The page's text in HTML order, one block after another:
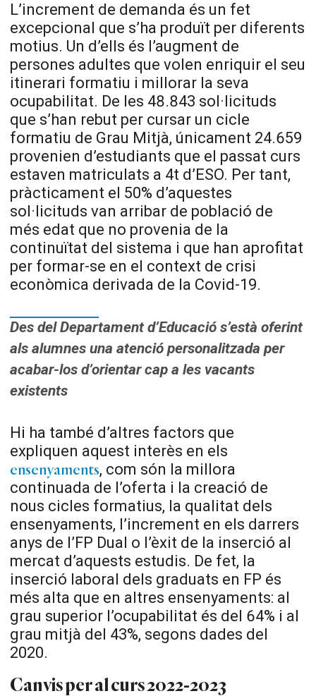
L’increment de demanda és un fet
excepcional que s’ha produït per diferents
motius. Un d’ells és l’augment de
persones adultes que volen enriquir el seu
itinerari formatiu i millorar la seva
ocupabilitat. De les 48.843 sol·licituds
que s’han rebut per cursar un cicle
formatiu de Grau Mitjà, únicament 24.659
provenien d’estudiants que el passat curs
estaven matriculats a 4t d’ESO. Per tant,
pràcticament el 50% d’aquestes
sol·licituds van arribar de població de
més edat que no provenia de la
continuïtat del sistema i que han aprofitat
per formar-se en el context de crisi
econòmica derivada de la Covid-19.
Des del Departament d’Educació s’està oferint
als alumnes una atenció personalitzada per
acabar-los d’orientar cap a les vacants
existents
Hi ha també d’altres factors que
expliquen aquest interès en els
ensenyaments, com són la millora
continuada de l’oferta i la creació de
nous cicles formatius, la qualitat dels
ensenyaments, l’increment en els darrers
anys de l’FP Dual o l’èxit de la inserció al
mercat d’aquests estudis. De fet, la
inserció laboral dels graduats en FP és
més alta que en altres ensenyaments: al
grau superior l’ocupabilitat és del 64% i al
grau mitjà del 43%, segons dades del
2020.
Canvis per al curs 2022-2023